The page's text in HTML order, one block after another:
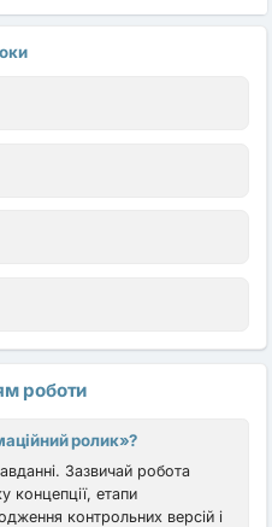
роботи
ролик»?
Зазвичай робота
концепції, етапи
контрольних версій і